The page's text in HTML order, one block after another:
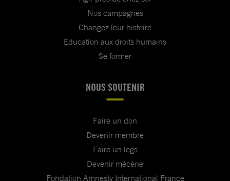
Nos campagnes
Changez leur histoire
Education aux droits humains
Se former
NOUS SOUTENIR
Faire un don
Devenir membre
Faire un legs
Devenir mécène
Fondation Amnesty International France